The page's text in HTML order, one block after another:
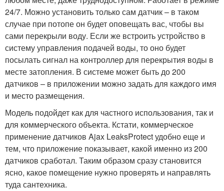
24/7. Можно установить только сам датчик – в таком
случае при потопе он будет оповещать вас, чтобы вы
сами перекрыли воду. Если же встроить устройство в
систему управления подачей воды, то оно будет
посылать сигнал на контроллер для перекрытия воды в
месте затопления. В системе может быть до 200
датчиков – в приложении можно задать для каждого имя
и место размещения.
Модель подойдет как для частного использования, так и
для коммерческого объекта. Кстати, коммерческое
применение датчиков Ajax LeaksProtect удобно еще и
тем, что приложение показывает, какой именно из 200
датчиков сработал. Таким образом сразу становится
ясно, какое помещение нужно проверять и направлять
туда сантехника.